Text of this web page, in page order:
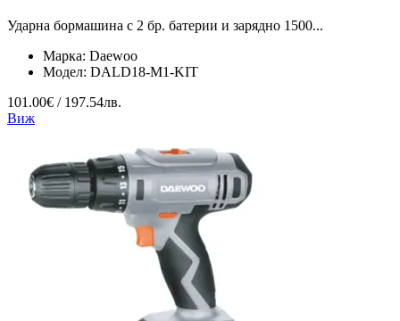
Ударна бормашина с 2 бр. батерии и зарядно 1500...
Марка: Daewoo
Модел: DALD18-M1-KIT
101.00€ / 197.54лв.
Виж